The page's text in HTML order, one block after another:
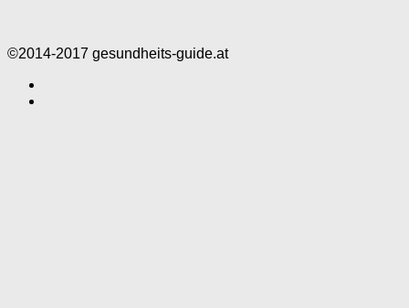
©2014-2017 gesundheits-guide.at